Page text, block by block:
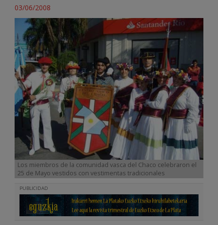
03/06/2008
Los miembros de la comunidad vasca del Chaco celebraron el
25 de Mayo vestidos con vestimentas tradicionales
PUBLICIDAD